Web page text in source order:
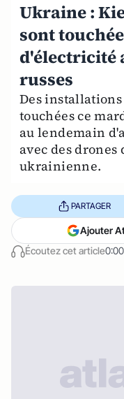
Ukraine :
sont
d'électricité
russes
Des
touchées ce
au lendemain
avec des
ukrainienne.
Écoutez cet article
PARTAGER
Ajouter